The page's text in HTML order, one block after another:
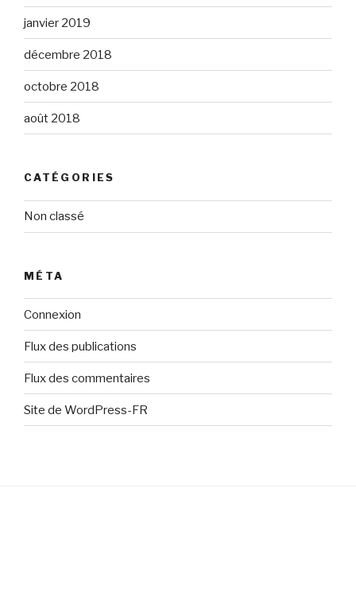
janvier 2019
décembre 2018
octobre 2018
août 2018
CATÉGORIES
Non classé
MÉTA
Connexion
Flux des publications
Flux des commentaires
Site de WordPress-FR